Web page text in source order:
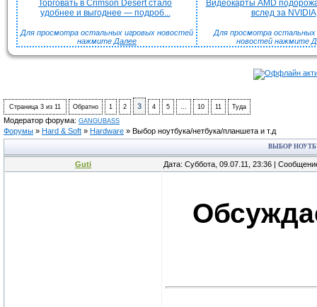
Торговать в Crimson Desert стало
удобнее и выгоднее — подроб...
Для просмотра остальных игровых новостей
нажмите Далее
Видеокарты AMD
вслед за NVIDIA
Для просмотра остальных
новостей нажмите
Страница 3 из 11 Обратно 1 2 3 4 5 … 10 11 Туда
Модератор форума: GANGUBASS
Форумы » Hard & Soft » Hardware » Выбор ноутбука/нетбука/планшета и т.д
ВЫБОР
Guti Дата: Суббота, 09.07.11, 23:36 |